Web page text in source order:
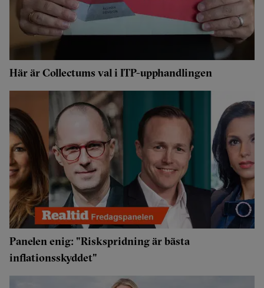
Här är Collectums val i ITP-upphandlingen
Panelen enig: "Riskspridning är bästa
inflationsskyddet"